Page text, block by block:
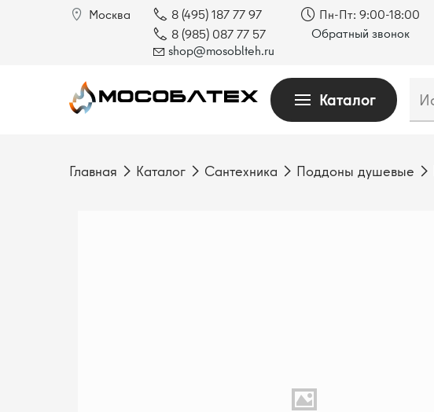
Москва
8 (495) 187 77 97
8 (985) 087 77 57
shop@mosoblteh.ru
Пн-Пт: 9:00-18:00
Обратный звонок
Каталог
Главная Каталог Сантехника Поддоны душевые